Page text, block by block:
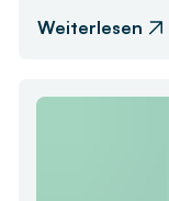
Weiterlesen